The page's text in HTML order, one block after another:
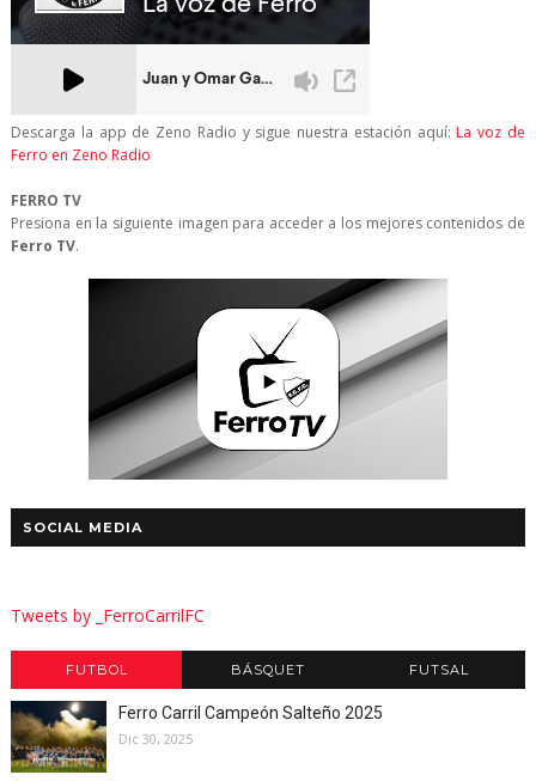
Descarga la app de Zeno Radio y sigue nuestra estación aquí: La voz de
Ferro en Zeno Radio
FERRO TV
Presiona en la siguiente imagen para acceder a los mejores contenidos de
Ferro TV.
SOCIAL MEDIA
Tweets by _FerroCarrilFC
FUTBOL BÁSQUET FUTSAL
Ferro Carril Campeón Salteño 2025
Dic 30, 2025